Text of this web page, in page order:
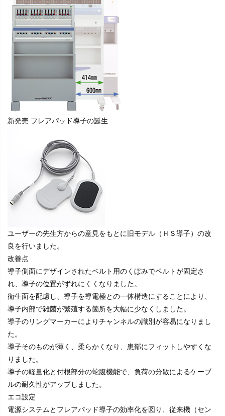
新発売 フレアパッド導子の誕生
ユーザーの先生方からの意見をもとに旧モデル（ＨＳ導子）の改
良を行いました。
改善点
導子側面にデザインされたベルト用のくぼみでベルトが固定さ
れ、導子の位置がずれにくくなりました。
衛生面を配慮し、導子を導電極との一体構造にすることにより、
導子内部で雑菌が繁殖する箇所を大幅に少なくしました。
導子のリングマーカーによりチャンネルの識別が容易になりまし
た。
導子そのものが薄く、柔らかくなり、患部にフィットしやすくな
りました。
導子の軽量化と付根部分の蛇腹機能で、負荷の分散によるケーブ
ルの耐久性がアップしました。
エコ設定
電源システムとフレアパッド導子の効率化を図り、従来機（セン